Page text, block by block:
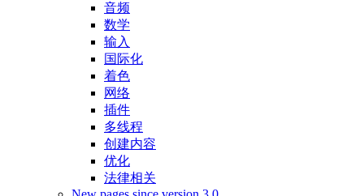
音频
数学
输入
国际化
着色
网络
插件
多线程
创建内容
优化
法律相关